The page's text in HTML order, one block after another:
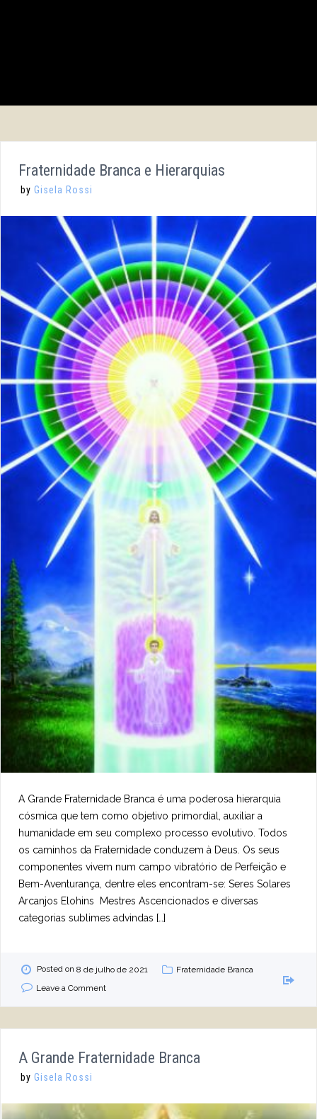
Fraternidade Branca e Hierarquias
by Gisela Rossi
A Grande Fraternidade Branca é uma poderosa hierarquia
cósmica que tem como objetivo primordial, auxiliar a
humanidade em seu complexo processo evolutivo. Todos
os caminhos da Fraternidade conduzem à Deus. Os seus
componentes vivem num campo vibratório de Perfeição e
Bem-Aventurança, dentre eles encontram-se: Seres Solares
Arcanjos Elohins Mestres Ascencionados e diversas
categorias sublimes advindas […]
Posted on 8 de julho de 2021
Fraternidade Branca
Leave a Comment
A Grande Fraternidade Branca
by Gisela Rossi